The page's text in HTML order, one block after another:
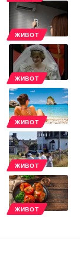
ЖИВОТ
ЖИВОТ
ЖИВОТ
ЖИВОТ
ЖИВОТ